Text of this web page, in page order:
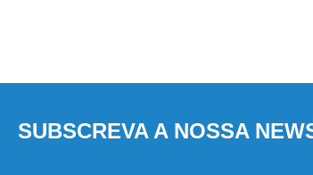
SUBSCREVA A NOSSA